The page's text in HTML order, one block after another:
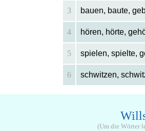
3 bauen, baute,
4 hören, hörte,
5 spielen, spielte,
6 schwitzen,
(Um die Wörter